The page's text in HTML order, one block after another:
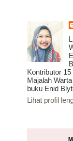
Kontributor
Majalah
buku Enid
Lihat profil